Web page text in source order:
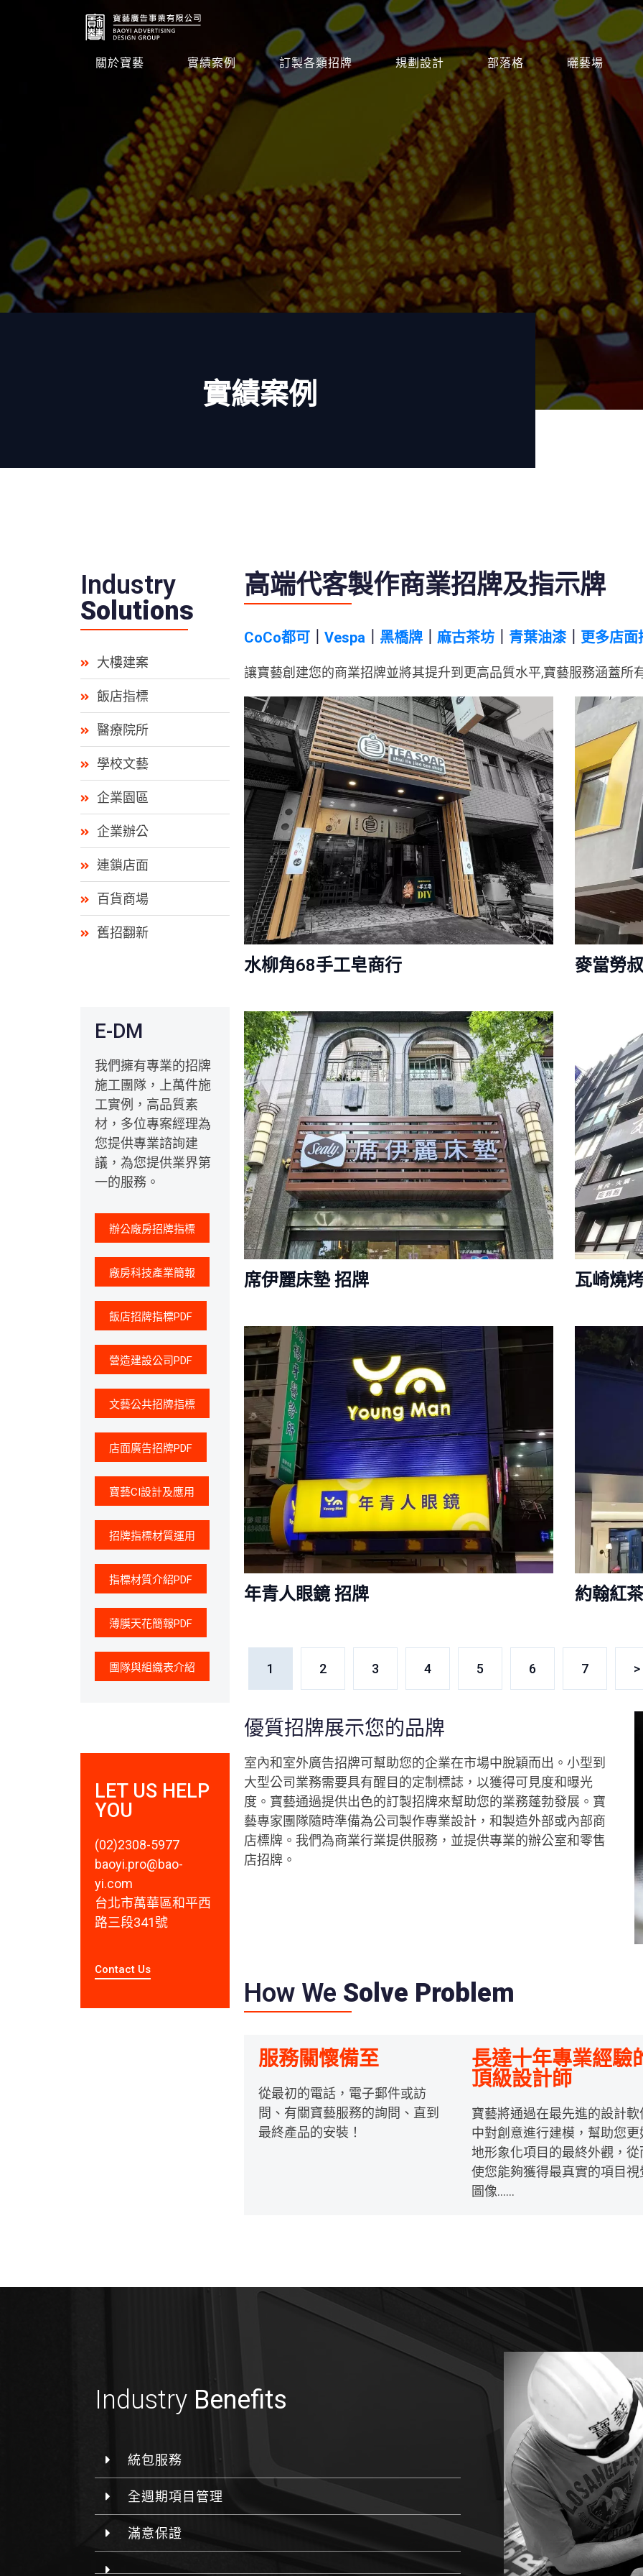
關於寶藝 實績案例 訂製各類招牌 規劃設計 部落格 曬藝場
實績案例
Industry
Solutions
大樓建案
飯店指標
醫療院所
學校文藝
企業園區
企業辦公
連鎖店面
百貨商場
舊招翻新
E-DM
我們擁有專業的招牌
施工團隊，上萬件施
工實例，高品質素
材，多位專案經理為
您提供專業諮詢建
議，為您提供業界第
一的服務。
辦公廠房招牌指標
廠房科技產業簡報
飯店招牌指標PDF
營造建設公司PDF
文藝公共招牌指標
店面廣告招牌PDF
寶藝CI設計及應用
招牌指標材質運用
指標材質介紹PDF
薄膜天花簡報PDF
團隊與組織表介紹
LET US HELP
YOU
(02)2308-5977
baoyi.pro@bao-
yi.com
台北市萬華區和平西
路三段341號
Contact Us
高端代客製作商業招牌及指示牌
CoCo都可 Vespa 黑橋牌 麻古茶坊 青葉油漆｜ 更多店面
讓寶藝創建您的商業招牌並將其提升到更高品質水平,寶藝服務涵蓋
水柳角68手工皂商行 麥當勞
席伊麗床墊 招牌 瓦崎燒
年青人眼鏡 招牌 約翰紅
1 2 3 4 5 6 7 >
優質招牌展示您的品牌
室內和室外廣告招牌可幫助您的企業在市場中脫穎而出。小型到
大型公司業務需要具有醒目的定制標誌，以獲得可見度和曝光
度。寶藝通過提供出色的訂製招牌來幫助您的業務蓬勃發展。寶
藝專家團隊隨時準備為公司製作專業設計，和製造外部或內部商
店標牌。我們為商業行業提供服務，並提供專業的辦公室和零售
店招牌。
How We Solve Problem
服務關懷備至
從最初的電話，電子郵件或訪
問、有關寶藝服務的詢問、直到
最終產品的安裝！
長達十年專業經驗
頂級設計師
寶藝將通過在最先進的設計軟
中對創意進行建模，幫助您更
地形象化項目的最終外觀，從
使您能夠獲得最真實的項目視
圖像……
Industry Benefits
統包服務
全週期項目管理
滿意保證